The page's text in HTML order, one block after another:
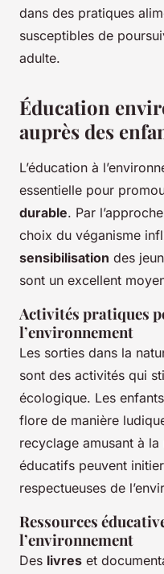
dans des pratiques
susceptibles de
adulte.
Éducation
auprès des
L’éducation à
essentielle pour
durable. Par
choix du véganisme
sensibilisation des
sont un excellent
Activités pratiques
l’environnement
Les sorties dans la
sont des activités qui
écologique. Les
flore de manière
recyclage amusant à la
éducatifs peuvent
respectueuses de
Ressources
l’environnement
Des livres et